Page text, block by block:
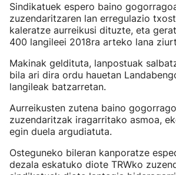
Sindikatuek espero baino
zuzendaritzaren lan erregulazio
kaleratze aurreikusi dituzte, eta
400 langileei 2018ra arteko lana
Makinak geldituta, lanpostuak
bila ari dira ordu hauetan
langileak batzarretan.
Aurreikusten zutena baino
zuzendaritzak iragarritako asmoa,
egin duela argudiatuta.
Osteguneko bileran kanporatze
dezala eskatuko diote TRWko